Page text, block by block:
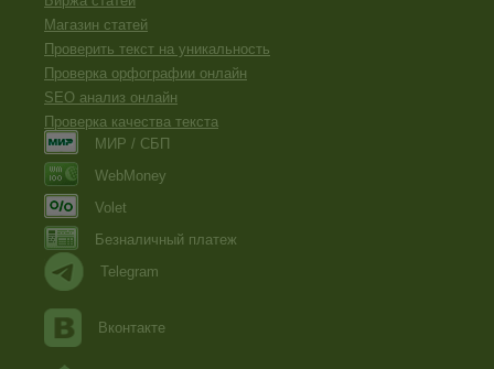
Магазин статей
Проверить текст на уникальность
Проверка орфографии онлайн
SEO анализ онлайн
Проверка качества текста
МИР / СБП
WebMoney
Volet
Безналичный платеж
Telegram
Вконтакте